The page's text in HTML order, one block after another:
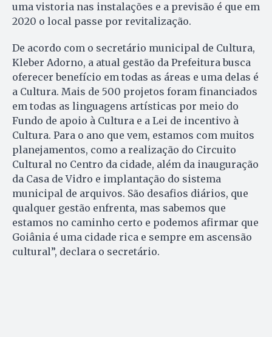
uma vistoria nas instalações e a previsão é que em
2020 o local passe por revitalização.
De acordo com o secretário municipal de Cultura,
Kleber Adorno, a atual gestão da Prefeitura busca
oferecer benefício em todas as áreas e uma delas é
a Cultura. Mais de 500 projetos foram financiados
em todas as linguagens artísticas por meio do
Fundo de apoio à Cultura e a Lei de incentivo à
Cultura. Para o ano que vem, estamos com muitos
planejamentos, como a realização do Circuito
Cultural no Centro da cidade, além da inauguração
da Casa de Vidro e implantação do sistema
municipal de arquivos. São desafios diários, que
qualquer gestão enfrenta, mas sabemos que
estamos no caminho certo e podemos afirmar que
Goiânia é uma cidade rica e sempre em ascensão
cultural”, declara o secretário.